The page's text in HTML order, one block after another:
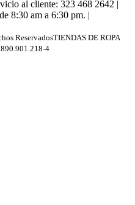
al cliente: 323 468 2642 |
8:30 am a 6:30 pm. |
ReservadosTIENDAS DE ROPA
4